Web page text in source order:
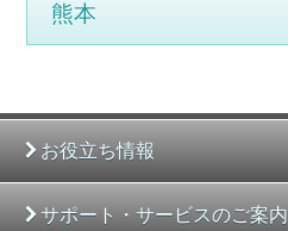
熊本
お役立ち情報
サポート・サービスのご案内